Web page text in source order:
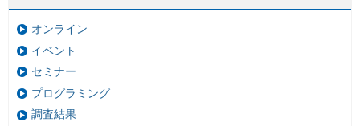
オンライン
イベント
セミナー
プログラミング
調査結果